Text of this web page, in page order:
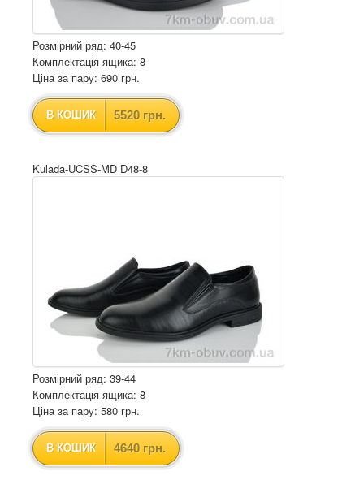
Розмірний ряд: 40-45
Комплектація ящика: 8
Ціна за пару: 690 грн.
В КОШИК 5520 грн.
Kulada-UCSS-MD D48-8
Розмірний ряд: 39-44
Комплектація ящика: 8
Ціна за пару: 580 грн.
В КОШИК 4640 грн.